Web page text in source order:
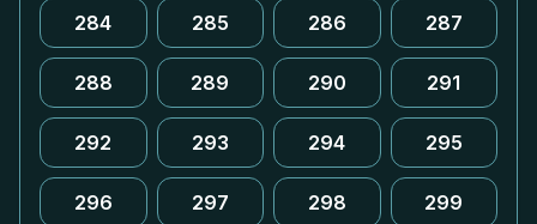
284 285 286 287
288 289 290 291
292 293 294 295
296 297 298 299